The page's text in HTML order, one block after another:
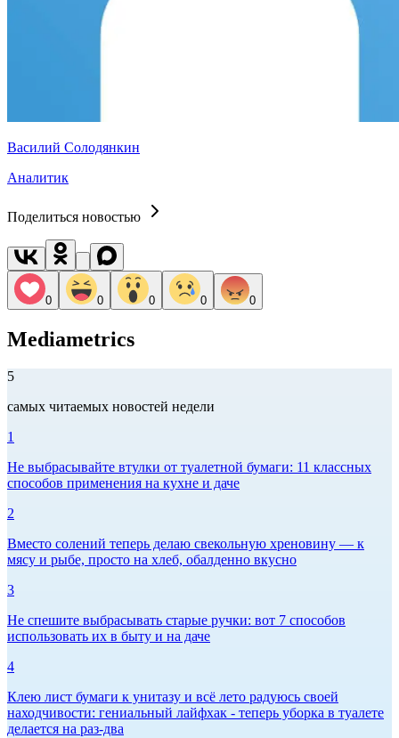
Василий Солодянкин
Аналитик
Поделиться новостью
0 0 0 0 0
Mediametrics
5
самых читаемых новостей недели
1
Не выбрасывайте втулки от туалетной бумаги: 11 классных
способов применения на кухне и даче
2
Вместо солений теперь делаю свекольную хреновину — к
мясу и рыбе, просто на хлеб, обалденно вкусно
3
Не спешите выбрасывать старые ручки: вот 7 способов
использовать их в быту и на даче
4
Клею лист бумаги к унитазу и всё лето радуюсь своей
находчивости: гениальный лайфхак - теперь уборка в туалете
делается на раз-два